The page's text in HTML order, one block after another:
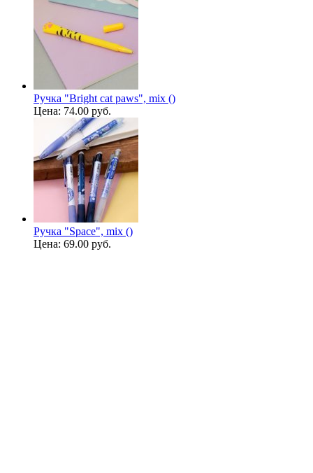
Ручка "Bright cat paws", mix ()
Цена: 74.00 руб.
Ручка "Space", mix ()
Цена: 69.00 руб.